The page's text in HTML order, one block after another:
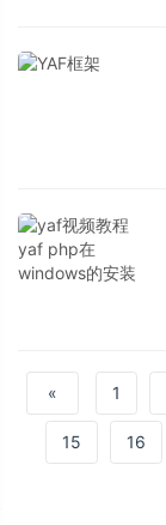
« 1
15 16